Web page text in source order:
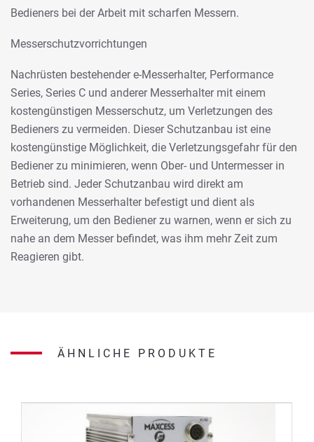
Bedieners bei der Arbeit mit scharfen Messern.
Messerschutzvorrichtungen
Nachrüsten bestehender e-Messerhalter, Performance
Series, Series C und anderer Messerhalter mit einem
kostengünstigen Messerschutz, um Verletzungen des
Bedieners zu vermeiden. Dieser Schutzanbau ist eine
kostengünstige Möglichkeit, die Verletzungsgefahr für den
Bediener zu minimieren, wenn Ober- und Untermesser in
Betrieb sind. Jeder Schutzanbau wird direkt am
vorhandenen Messerhalter befestigt und dient als
Erweiterung, um den Bediener zu warnen, wenn er sich zu
nahe an dem Messer befindet, was ihm mehr Zeit zum
Reagieren gibt.
ÄHNLICHE PRODUKTE